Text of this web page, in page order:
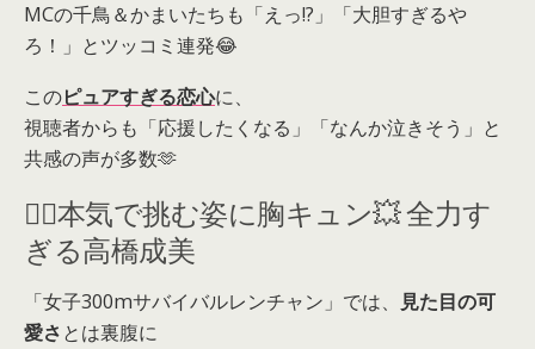
MCの千鳥＆かまいたちも「えっ!?」「大胆すぎるや
ろ！」とツッコミ連発😂
このピュアすぎる恋心に、
視聴者からも「応援したくなる」「なんか泣きそう」と
共感の声が多数🫶
🏃‍♀️本気で挑む姿に胸キュン💥 全力す
ぎる高橋成美
「女子300mサバイバルレンチャン」では、
見た目の可
愛さとは裏腹に